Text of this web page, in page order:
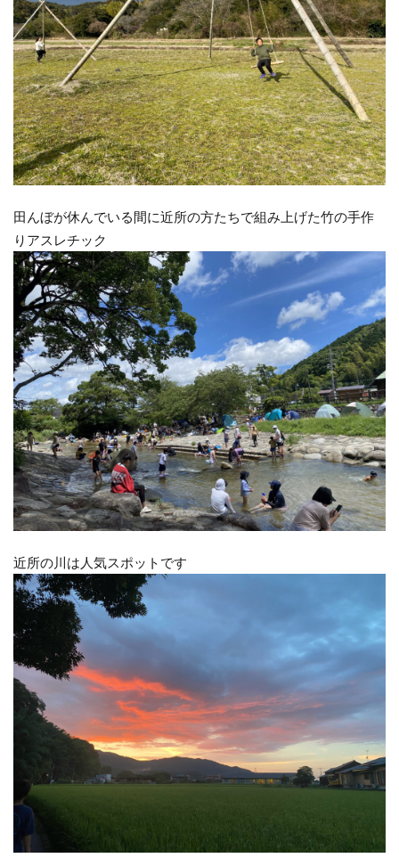
田んぼが休んでいる間に近所の方たちで組み上げた竹の手作
りアスレチック
近所の川は人気スポットです